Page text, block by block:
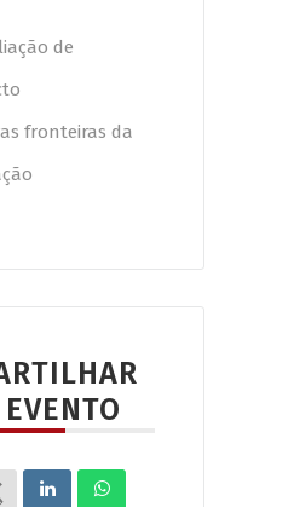
de
fronteiras da